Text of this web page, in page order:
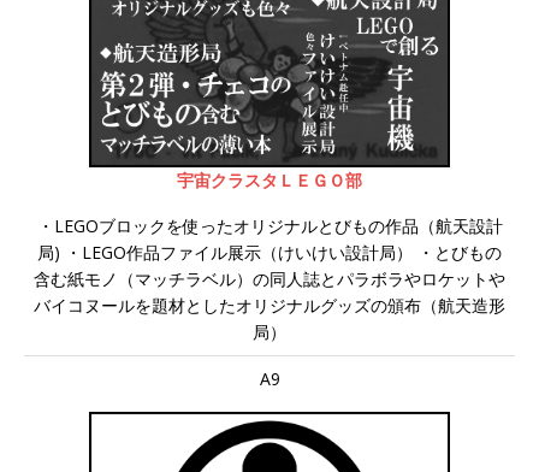
宇宙クラスタＬＥＧＯ部
・LEGOブロックを使ったオリジナルとびもの作品（航天設計
局) ・LEGO作品ファイル展示（けいけい設計局） ・とびもの
含む紙モノ（マッチラベル）の同人誌とパラボラやロケットや
バイコヌールを題材としたオリジナルグッズの頒布（航天造形
局）
A9